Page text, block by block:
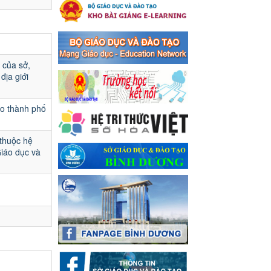
sở,
giới
thành phố
hệ
dục và
Ngày ban hành: 16/05/2024
Thông báo về việc treo
Quốc kỳ và nghỉ lễ kỉ niệm
49 năm ngày Giải phóng
hoàn toàn miền năm -
thống nhất đất nước
(30/4/1975-30/4/2024) và
Quốc tế lao động 01/5
Thông báo về việc treo Quốc
kỳ và nghỉ lễ kỉ niệm 49 năm
ngày Giải phóng hoàn toàn
miền năm - thống nhất đất
nước (30/4/1975-30/4/2024)
và Quốc tế lao động 01/5
Ngày ban hành: 24/04/2024
Kế hoạch phổ biến. giáo
dục pháp luật năm 2024 của
ngành Giáo dục và Đào tạo
thị xã Bến Cát
Kế hoạch phổ biến. giáo dục